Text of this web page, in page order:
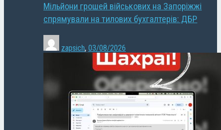
Мільйони грошей військових на Запоріжжі
спрямували на тилових бухгалтерів: ДБР
zapsich, 03/08/2026